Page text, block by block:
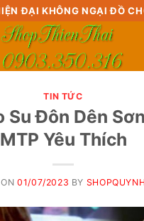
ĐẠI KHÔNG NGẠI ĐỒ
TIN TỨC
Su Đôn Dên
MTP Yêu Thích
ON01/07/2023 BY